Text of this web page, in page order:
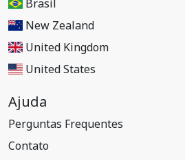
Brasil
New Zealand
United Kingdom
United States
Ajuda
Perguntas Frequentes
Contato